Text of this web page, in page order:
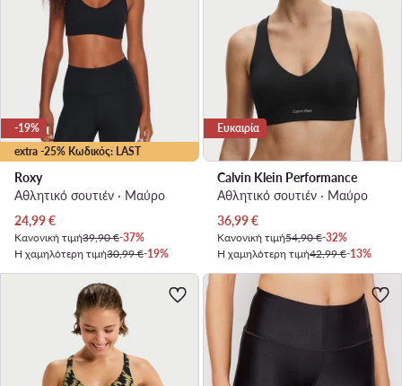
extra -25% Κωδικός: LAST
-19%
Roxy
Αθλητικό σουτιέν · Μαύρο
Τρέχουσα τιμή
24,99€
Κανονική τιμή39,90 €-37%
Η χαμηλότερη τιμή30,99 €-19%
Ευκαιρία
Calvin Klein Performance
Αθλητικό σουτιέν · Μαύρο
Τρέχουσα τιμή
36,99€
Κανονική τιμή54,90 €-32%
Η χαμηλότερη τιμή42,99 €-13%